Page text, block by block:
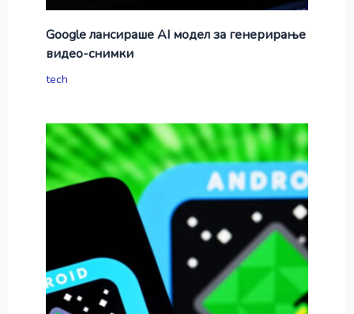
Google лансираше AI модел за генерирање
видео-снимки
tech